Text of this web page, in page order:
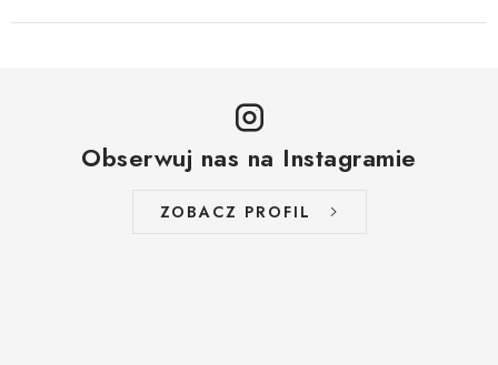
Obserwuj nas na Instagramie
ZOBACZ PROFIL